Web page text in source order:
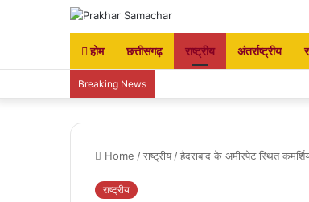
होम छत्तीसगढ़ राष्ट्रीय अंतर्राष्ट्रीय
Breaking News
Home /राष्ट्रीय /हैदराबाद के अमीरपेट स्थित
राष्ट्रीय